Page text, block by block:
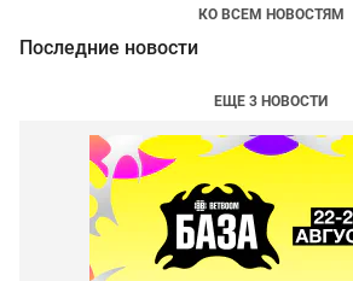
КО ВСЕМ НОВОСТЯМ
Последние новости
ЕЩЕ 3 НОВОСТИ